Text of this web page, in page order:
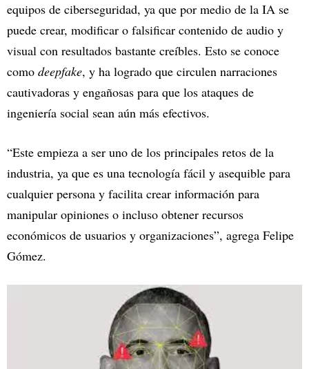
equipos de ciberseguridad, ya que por medio de la IA se
puede crear, modificar o falsificar contenido de audio y
visual con resultados bastante creíbles. Esto se conoce
como deepfake, y ha logrado que circulen narraciones
cautivadoras y engañosas para que los ataques de
ingeniería social sean aún más efectivos.
“Este empieza a ser uno de los principales retos de la
industria, ya que es una tecnología fácil y asequible para
cualquier persona y facilita crear información para
manipular opiniones o incluso obtener recursos
económicos de usuarios y organizaciones”, agrega Felipe
Gómez.